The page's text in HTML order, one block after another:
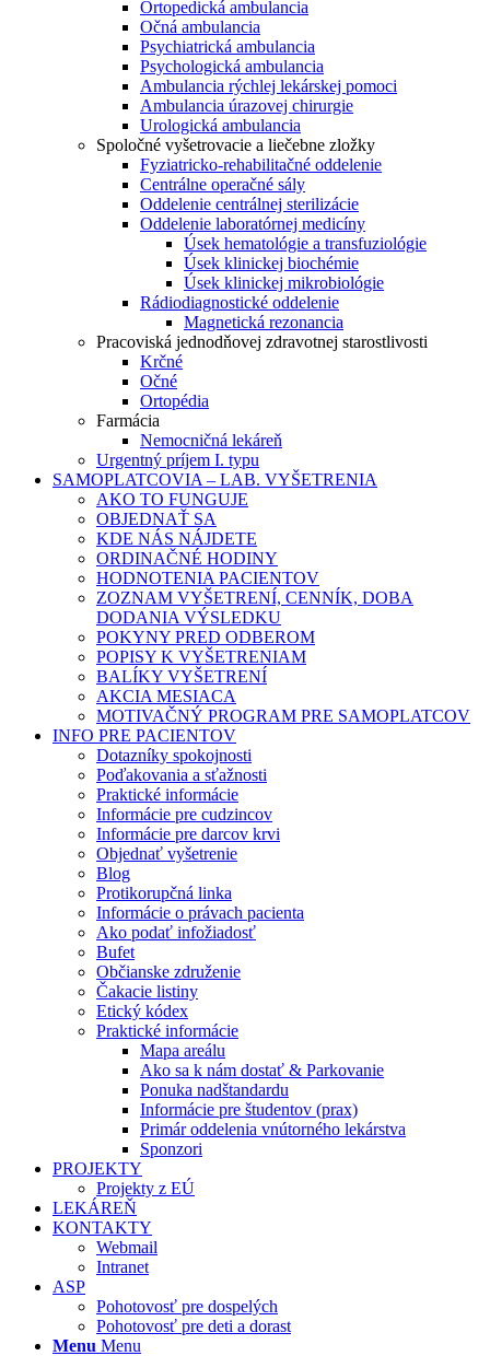
Ortopedická ambulancia
Očná ambulancia
Psychiatrická ambulancia
Psychologická ambulancia
Ambulancia rýchlej lekárskej pomoci
Ambulancia úrazovej chirurgie
Urologická ambulancia
Spoločné vyšetrovacie a liečebne zložky
Fyziatricko-rehabilitačné oddelenie
Centrálne operačné sály
Oddelenie centrálnej sterilizácie
Oddelenie laboratórnej medicíny
Úsek hematológie a transfuziológie
Úsek klinickej biochémie
Úsek klinickej mikrobiológie
Rádiodiagnostické oddelenie
Magnetická rezonancia
Pracoviská jednodňovej zdravotnej starostlivosti
Krčné
Očné
Ortopédia
Farmácia
Nemocničná lekáreň
Urgentný príjem I. typu
SAMOPLATCOVIA – LAB. VYŠETRENIA
AKO TO FUNGUJE
OBJEDNAŤ SA
KDE NÁS NÁJDETE
ORDINAČNÉ HODINY
HODNOTENIA PACIENTOV
ZOZNAM VYŠETRENÍ, CENNÍK, DOBA
DODANIA VÝSLEDKU
POKYNY PRED ODBEROM
POPISY K VYŠETRENIAM
BALÍKY VYŠETRENÍ
AKCIA MESIACA
MOTIVAČNÝ PROGRAM PRE SAMOPLATCOV
INFO PRE PACIENTOV
Dotazníky spokojnosti
Poďakovania a sťažnosti
Praktické informácie
Informácie pre cudzincov
Informácie pre darcov krvi
Objednať vyšetrenie
Blog
Protikorupčná linka
Informácie o právach pacienta
Ako podať infožiadosť
Bufet
Občianske združenie
Čakacie listiny
Etický kódex
Praktické informácie
Mapa areálu
Ako sa k nám dostať & Parkovanie
Ponuka nadštandardu
Informácie pre študentov (prax)
Primár oddelenia vnútorného lekárstva
Sponzori
PROJEKTY
Projekty z EÚ
LEKÁREŇ
KONTAKTY
Webmail
Intranet
ASP
Pohotovosť pre dospelých
Pohotovosť pre deti a dorast
Menu Menu